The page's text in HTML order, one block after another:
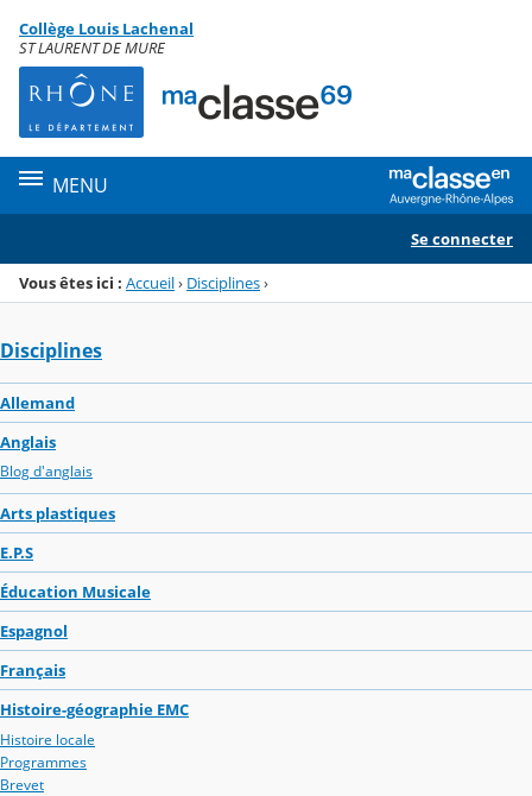
Menu de la rubrique
Contenu
Collège Louis Lachenal
ST LAURENT DE MURE
MENU
Se connecter
Vous êtes ici : Accueil› Disciplines›
Disciplines
Allemand
Anglais
Blog d'anglais
Arts plastiques
E.P.S
Éducation Musicale
Espagnol
Français
Histoire-géographie EMC
Histoire locale
Programmes
Brevet